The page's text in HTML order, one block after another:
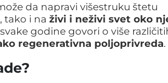
da napravi višestruku štetu
tako i na živi i neživi svet oko
godine govori o više
regenerativna poljoprivreda.